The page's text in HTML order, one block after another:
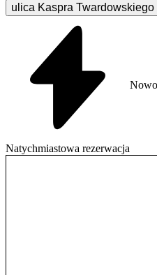
ulica Kaspra Twardowskiego
Natychmiastowa rezerwacja